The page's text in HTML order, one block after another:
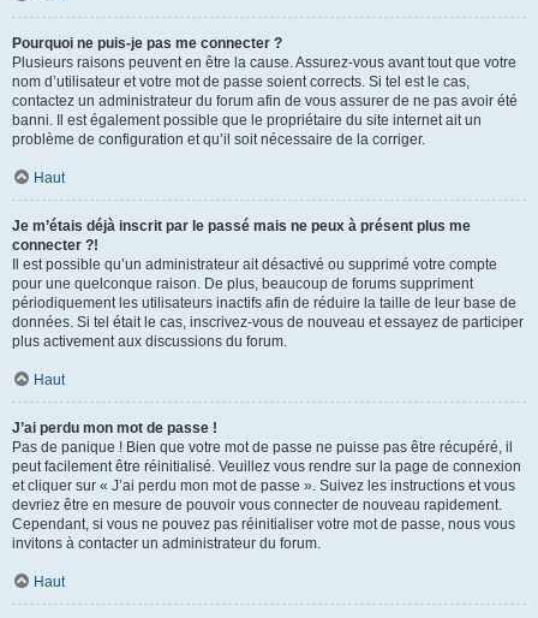
Pourquoi ne puis-je pas me connecter ?
Plusieurs raisons peuvent en être la cause. Assurez-vous avant tout que votre
nom d’utilisateur et votre mot de passe soient corrects. Si tel est le cas,
contactez un administrateur du forum afin de vous assurer de ne pas avoir été
banni. Il est également possible que le propriétaire du site internet ait un
problème de configuration et qu’il soit nécessaire de la corriger.
Haut
Je m’étais déjà inscrit par le passé mais ne peux à présent plus me
connecter ?!
Il est possible qu’un administrateur ait désactivé ou supprimé votre compte
pour une quelconque raison. De plus, beaucoup de forums suppriment
périodiquement les utilisateurs inactifs afin de réduire la taille de leur base de
données. Si tel était le cas, inscrivez-vous de nouveau et essayez de participer
plus activement aux discussions du forum.
Haut
J’ai perdu mon mot de passe !
Pas de panique ! Bien que votre mot de passe ne puisse pas être récupéré, il
peut facilement être réinitialisé. Veuillez vous rendre sur la page de connexion
et cliquer sur « J’ai perdu mon mot de passe ». Suivez les instructions et vous
devriez être en mesure de pouvoir vous connecter de nouveau rapidement.
Cependant, si vous ne pouvez pas réinitialiser votre mot de passe, nous vous
invitons à contacter un administrateur du forum.
Haut